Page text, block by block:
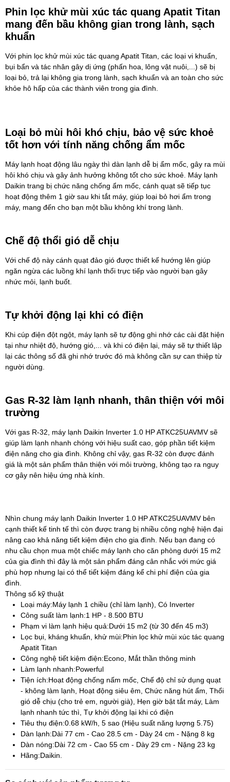
Phin lọc khử mùi xúc tác quang Apatit Titan
mang đến bầu không gian trong lành, sạch
khuẩn
Với phin lọc khử mùi xúc tác quang Apatit Titan, các loại vi khuẩn,
bụi bẩn và tác nhân gây dị ứng (phấn hoa, lông vật nuôi,...) sẽ bị
loại bỏ, trả lại không gia trong lành, sạch khuẩn và an toàn cho sức
khỏe hô hấp của các thành viên trong gia đình.
Loại bỏ mùi hôi khó chịu, bảo vệ sức khoẻ
tốt hơn với tính năng chống ẩm mốc
Máy lạnh hoạt động lâu ngày thì dàn lạnh dễ bị ẩm mốc, gây ra mùi
hôi khó chịu và gây ảnh hưởng không tốt cho sức khoẻ. Máy lạnh
Daikin trang bị chức năng chống ẩm mốc, cánh quạt sẽ tiếp tục
hoạt động thêm 1 giờ sau khi tắt máy, giúp loại bỏ hơi ẩm trong
máy, mang đến cho bạn một bầu không khí trong lành.
Chế độ thổi gió dễ chịu
Với chế độ này cánh quạt đảo gió được thiết kế hướng lên giúp
ngăn ngừa các luồng khí lạnh thổi trực tiếp vào người bạn gây
nhức mỏi, lạnh buốt.
Tự khởi động lại khi có điện
Khi cúp điện đột ngột, máy lạnh sẽ tự động ghi nhớ các cài đặt hiện
tại như nhiệt độ, hướng gió,... và khi có điện lại, máy sẽ tự thiết lập
lại các thông số đã ghi nhớ trước đó mà không cần sự can thiệp từ
người dùng.
Gas R-32 làm lạnh nhanh, thân thiện với môi
trường
Với gas R-32, máy lạnh Daikin Inverter 1.0 HP ATKC25UAVMV sẽ
giúp làm lạnh nhanh chóng với hiệu suất cao, góp phần tiết kiệm
điện năng cho gia đình. Không chỉ vậy, gas R-32 còn được đánh
giá là một sản phẩm thân thiện với môi trường, không tạo ra nguy
cơ gây nên hiệu ứng nhà kính.
Nhìn chung máy lạnh Daikin Inverter 1.0 HP ATKC25UAVMV bên
cạnh thiết kế tinh tế thì còn được trang bị nhiều công nghệ hiện đại
nâng cao khả năng tiết kiệm điện cho gia đình. Nếu bạn đang có
nhu cầu chọn mua một chiếc máy lạnh cho căn phòng dưới 15 m2
của gia đình thì đây là một sản phẩm đáng cân nhắc với mức giá
phù hợp nhưng lại có thể tiết kiệm đáng kể chi phí điện của gia
đình.
Thông số kỹ thuật
Loại máy:Máy lạnh 1 chiều (chỉ làm lạnh), Có Inverter
Công suất làm lạnh:1 HP - 8.500 BTU
Phạm vi làm lạnh hiệu quả:Dưới 15 m2 (từ 30 đến 45 m3)
Lọc bụi, kháng khuẩn, khử mùi:Phin lọc khử mùi xúc tác quang
Apatit Titan
Công nghệ tiết kiệm điện:Econo, Mắt thần thông minh
Làm lạnh nhanh:Powerful
Tiện ích:Hoạt động chống nấm mốc, Chế độ chỉ sử dụng quạt
- không làm lạnh, Hoạt động siêu êm, Chức năng hút ẩm, Thổi
gió dễ chịu (cho trẻ em, người già), Hẹn giờ bật tắt máy, Làm
lạnh nhanh tức thì, Tự khởi động lại khi có điện
Tiêu thụ điện:0.68 kW/h, 5 sao (Hiệu suất năng lượng 5.75)
Dàn lạnh:Dài 77 cm - Cao 28.5 cm - Dày 24 cm - Nặng 8 kg
Dàn nóng:Dài 72 cm - Cao 55 cm - Dày 29 cm - Nặng 23 kg
Hãng:Daikin.